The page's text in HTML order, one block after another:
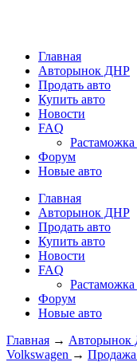
Главная
Авторынок ДНР
Продать авто
Купить авто
Новости
FAQ
Форум
Новые авто
Главная
Авторынок ДНР
Продать авто
Купить авто
Новости
FAQ
Форум
Новые авто
Главная →
Volkswagen → Продажа